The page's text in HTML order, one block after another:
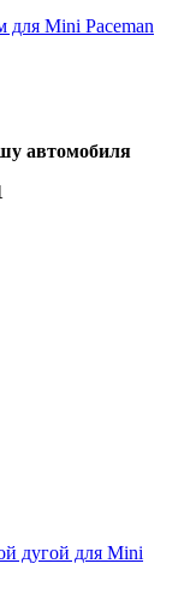
для Mini Paceman
автомобиля
дугой для Mini